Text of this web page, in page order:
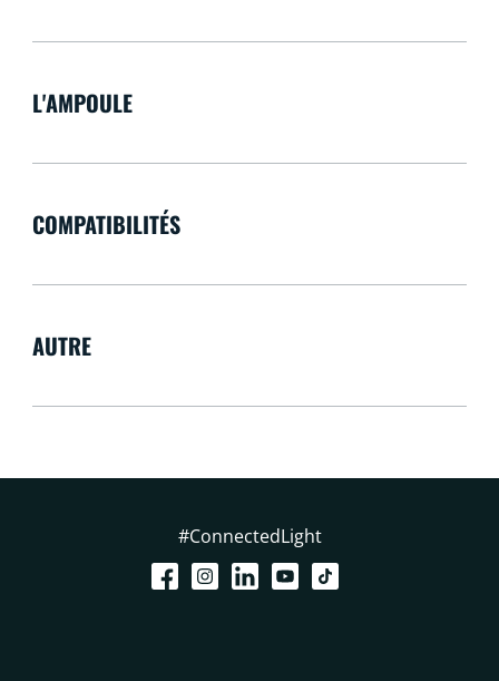
L'AMPOULE
COMPATIBILITÉS
AUTRE
#ConnectedLight